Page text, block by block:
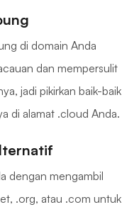
di domain Anda
dan mempersulit
jadi pikirkan baik-baik
di alamat .cloud Anda.
dengan mengambil
.org, atau .com untuk